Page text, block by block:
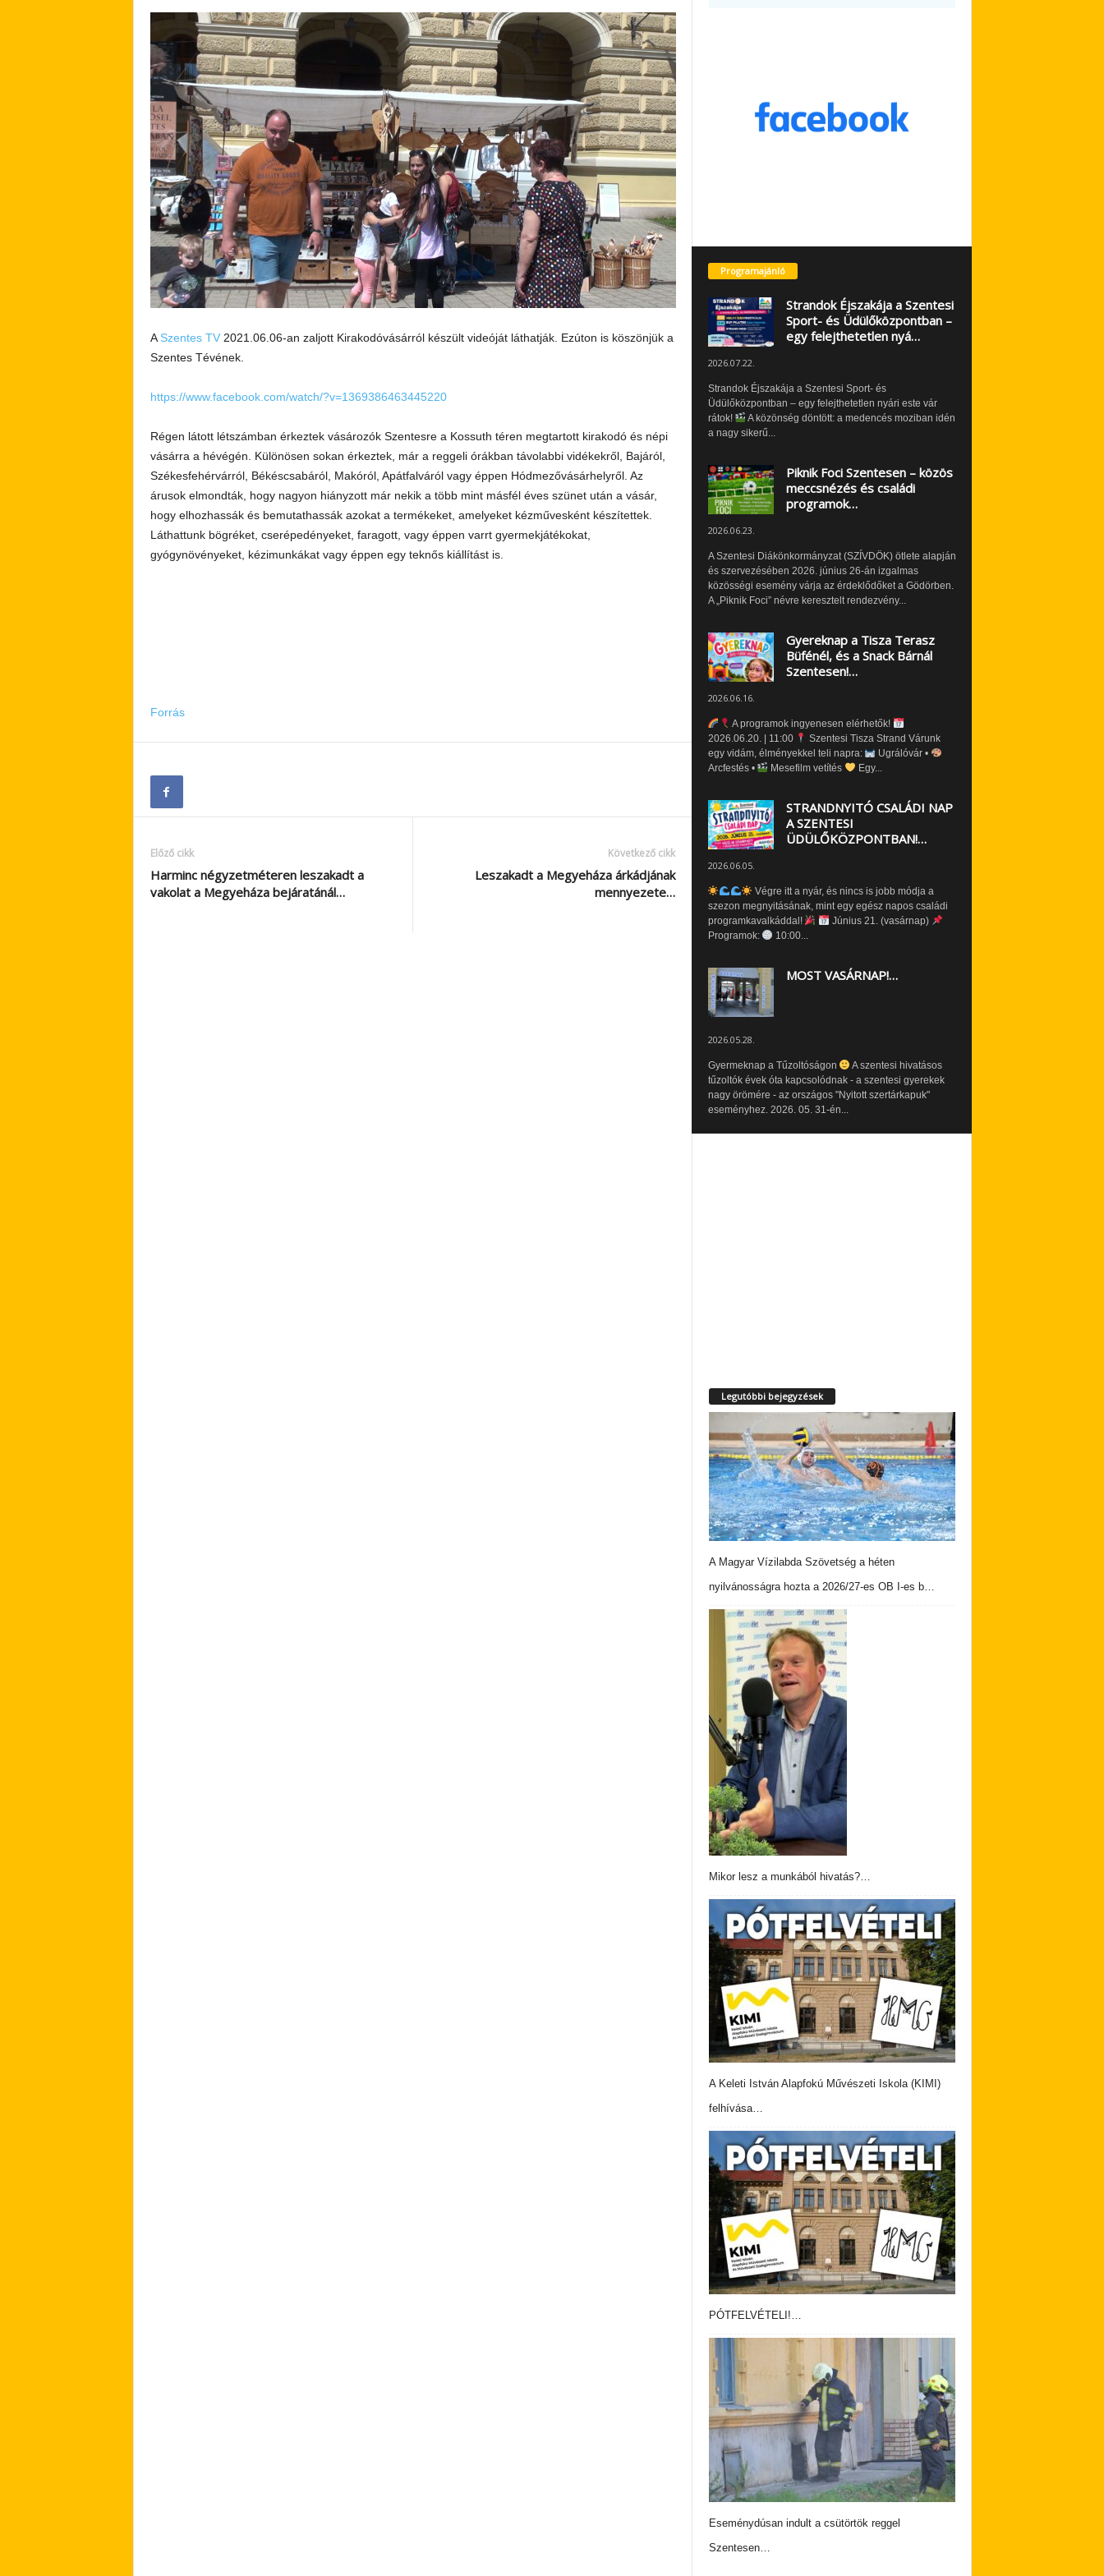
A Szentes TV2021.06.06-an zaljott Kirakodóvásárról készült videóját láthatják. Ezúton is köszönjük a
Szentes Tévének.
https://www.facebook.com/watch/?v=1369386463445220
Régen látott létszámban érkeztek vásározók Szentesre a Kossuth téren megtartott kirakodó és népi
vásárra a hévégén. Különösen sokan érkeztek, már a reggeli órákban távolabbi vidékekről, Bajáról,
Székesfehérvárról, Békéscsabáról, Makóról, Apátfalváról vagy éppen Hódmezővásárhelyről. Az
árusok elmondták, hogy nagyon hiányzott már nekik a több mint másfél éves szünet után a vásár,
hogy elhozhassák és bemutathassák azokat a termékeket, amelyeket kézművesként készítettek.
Láthattunk bögréket, cserépedényeket, faragott, vagy éppen varrt gyermekjátékokat,
gyógynövényeket, kézimunkákat vagy éppen egy teknős kiállítást is.
Forrás
Előző cikk
Harminc négyzetméteren leszakadt a
vakolat a Megyeháza bejáratánál…
Következő cikk
Leszakadt a Megyeháza árkádjának
mennyezete…
Programajánló
Strandok Éjszakája a Szentesi
Sport- és Üdülőközpontban –
egy felejthetetlen nyá…
2026.07.22.
Strandok Éjszakája a Szentesi Sport- és
Üdülőközpontban – egy felejthetetlen nyári este vár
rátok!
A közönség döntött: a medencés moziban idén
a nagy sikerű...
Piknik Foci Szentesen – közös
meccsnézés és családi
programok…
2026.06.23.
A Szentesi Diákönkormányzat (SZÍVDÖK) ötlete alapján
és szervezésében 2026. június 26-án izgalmas
közösségi esemény várja az érdeklődőket a Gödörben.
A „Piknik Foci” névre keresztelt rendezvény...
Gyereknap a Tisza Terasz
Büfénél, és a Snack Bárnál
Szentesen!…
2026.06.16.
A programok ingyenesen elérhetők!
2026.06.20. | 11:00
Szentesi Tisza Strand Várunk
egy vidám, élményekkel teli napra:
Ugrálóvár •
Arcfestés •
Mesefilm vetítés Egy...
STRANDNYITÓ CSALÁDI NAP
A SZENTESI
ÜDÜLŐKÖZPONTBAN!…
2026.06.05.
Végre itt a nyár, és nincs is jobb módja a
szezon megnyitásának, mint egy egész napos családi
programkavalkáddal!
Június 21. (vasárnap)
Programok:
10:00...
MOST VASÁRNAP!…
2026.05.28.
Gyermeknap a Tűzoltóságon
A szentesi hivatásos
tűzoltók évek óta kapcsolódnak - a szentesi gyerekek
nagy örömére - az országos "Nyitott szertárkapuk"
eseményhez. 2026. 05. 31-én...
Legutóbbi bejegyzések
A Magyar Vízilabda Szövetség a héten
nyilvánosságra hozta a 2026/27-es OB I-es b…
Mikor lesz a munkából hivatás?…
A Keleti István Alapfokú Művészeti Iskola (KIMI)
felhívása…
PÓTFELVÉTELI!…
Eseménydúsan indult a csütörtök reggel
Szentesen…